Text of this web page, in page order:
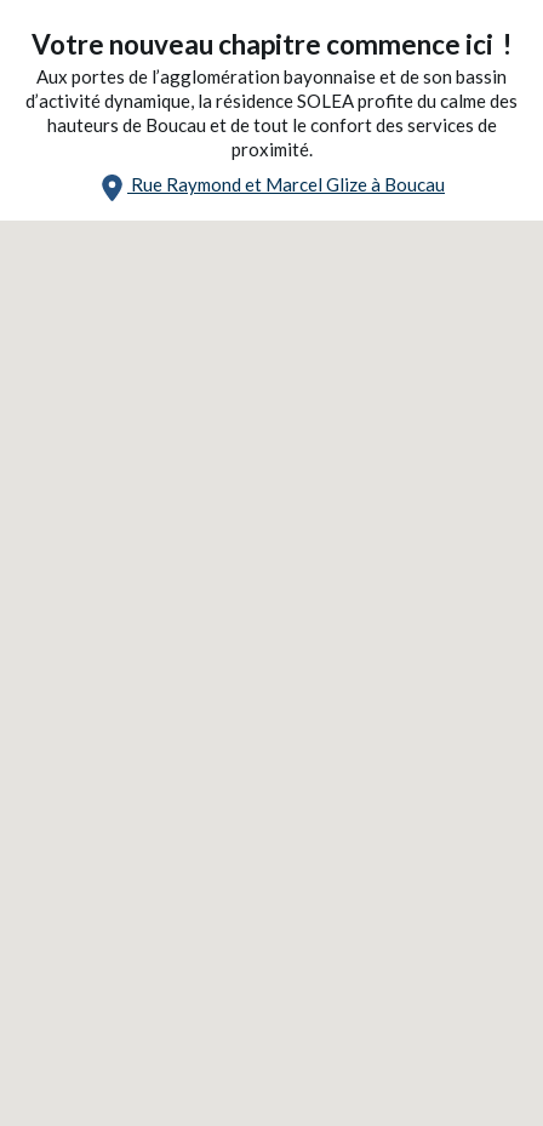
Votre nouveau chapitre commence ici !
Aux portes de l’agglomération bayonnaise et de son bassin
d’activité dynamique, la résidence SOLEA profite du calme des
hauteurs de Boucau et de tout le confort des services de
proximité.
Rue Raymond et Marcel Glize à Boucau